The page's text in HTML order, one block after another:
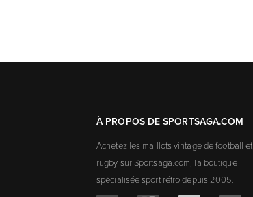
À PROPOS DE SPORTSAGA.COM
Achetez les maillots vintage de football et
rugby sur Sportsaga.com, la boutique
spécialisée sport rétro depuis 2005.